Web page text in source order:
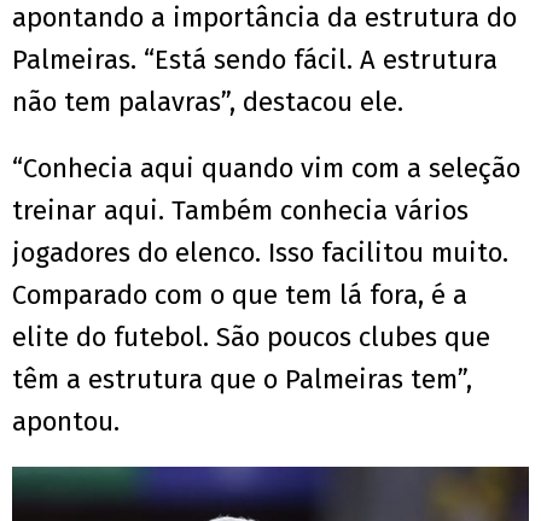
apontando a importância da estrutura do
Palmeiras. “Está sendo fácil. A estrutura
não tem palavras”, destacou ele.
“Conhecia aqui quando vim com a seleção
treinar aqui. Também conhecia vários
jogadores do elenco. Isso facilitou muito.
Comparado com o que tem lá fora, é a
elite do futebol. São poucos clubes que
têm a estrutura que o Palmeiras tem”,
apontou.